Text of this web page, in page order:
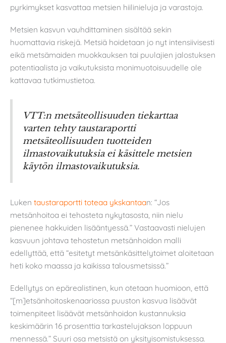
pyrkimykset kasvattaa metsien hiilinieluja ja varastoja.
Metsien kasvun vauhdittaminen sisältää sekin
huomattavia riskejä. Metsiä hoidetaan jo nyt intensiivisesti
eikä metsämaiden muokkauksen tai puulajien jalostuksen
potentiaalista ja vaikutuksista monimuotoisuudelle ole
kattavaa tutkimustietoa.
VTT:n metsäteollisuuden tiekarttaa
varten tehty taustaraportti
metsäteollisuuden tuotteiden
ilmastovaikutuksia ei käsittele metsien
käytön ilmastovaikutuksia.
Luken taustaraportti toteaa ykskantaan: “Jos
metsänhoitoa ei tehosteta nykytasosta, niin nielu
pienenee hakkuiden lisääntyessä.” Vastaavasti nielujen
kasvuun johtava tehostetun metsänhoidon malli
edellyttää, että “esitetyt metsänkäsittelytoimet aloitetaan
heti koko maassa ja kaikissa talousmetsissä.”
Edellytys on epärealistinen, kun otetaan huomioon, että
“[m]etsänhoitoskenaariossa puuston kasvua lisäävät
toimenpiteet lisäävät metsänhoidon kustannuksia
keskimäärin 16 prosenttia tarkastelujakson loppuun
mennessä.” Suuri osa metsistä on yksityisomistuksessa.